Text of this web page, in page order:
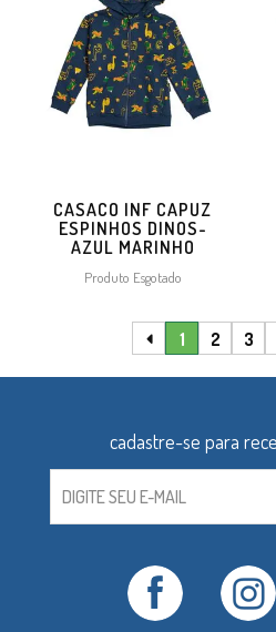
CASACO INF CAPUZ
ESPINHOS DINOS-
AZUL MARINHO
Produto Esgotado
1 2 3